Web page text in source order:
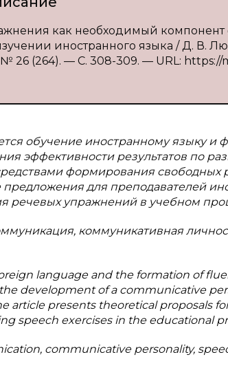
как необходимый
иностранного языка / Д. В.
(264). — С. 308-309. — URL: https://
обучение иностранному языку
эффективности результатов по
формирования свободных
предложения для преподавателей
речевых упражнений в учебном
коммуникативная
language and the formation of
development of a communicative
article presents theoretical proposals
speech exercises in the educational
communicative personality,